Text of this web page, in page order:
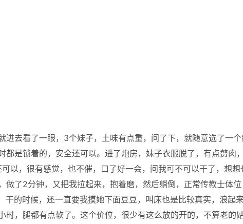
进去看了一眼，3个妹子，土味有点重，问了下，就随意选了一
都是锁着的，安全还可以。进了炮房，妹子衣服脱了，有点赘肉
以，很有感觉，也不催，口了好一会，问我可不可以干了，想想
做了2分钟，又把我拉起来，抱着磨，然后躺倒，正常传教士体
的时候，还一直要我摸她下面豆豆，叫床也是比较真实，浪起
时，腿都有点软了。这个价位，很少有这么放的开的，不算老的